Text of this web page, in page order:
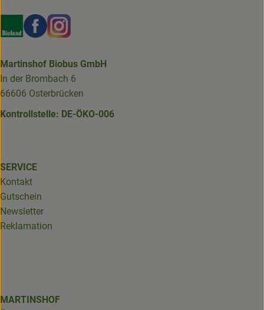
Externer Link zu https://www.bioland.de/verbraucher
Externer Link zu https://www.facebook.com/
Externer Link zu https://www.instagram.com/
Martinshof Biobus GmbH
In der Brombach 6
66606 Osterbrücken
Kontrollstelle: DE-ÖKO-006
SERVICE
Kontakt
Gutschein
Newsletter
Reklamation
MARTINSHOF